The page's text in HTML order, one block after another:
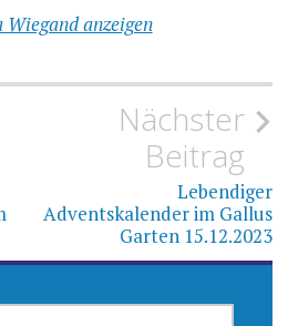
anzeigen
Nächster
Beitrag
Lebendiger
Adventskalender im Gallus
Garten 15.12.2023